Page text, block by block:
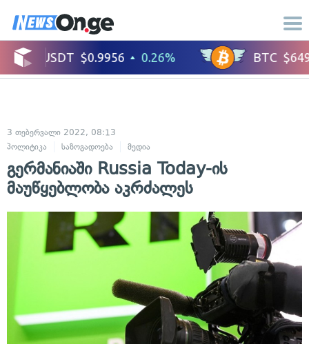
3 თებერვალი 2022, 08:13
პოლიტიკა
საზოგადოება მედია
გერმანიაში Russia Today-ის
მაუწყებლობა აკრძალეს